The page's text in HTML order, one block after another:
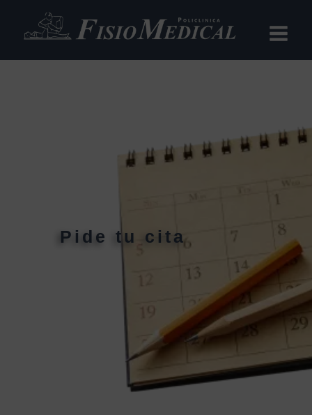
Pide tu cita